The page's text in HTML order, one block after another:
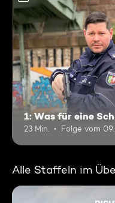
1: Was für eine
23 Min. Folge vom
Alle Staffeln im